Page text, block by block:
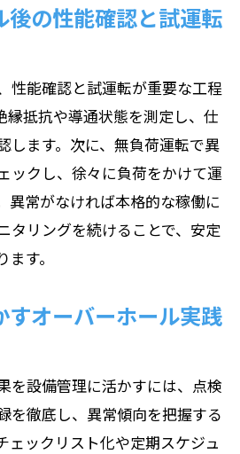
後の性能確認と試運転
性能確認と試運転が重要な工程
縁抵抗や導通状態を測定し、仕
します。次に、無負荷運転で異
ックし、徐々に負荷をかけて運
異常がなければ本格的な稼働に
タリングを続けることで、安定
す。
すオーバーホール実践
を設備管理に活かすには、点検
を徹底し、異常傾向を把握する
ェックリスト化や定期スケジュ